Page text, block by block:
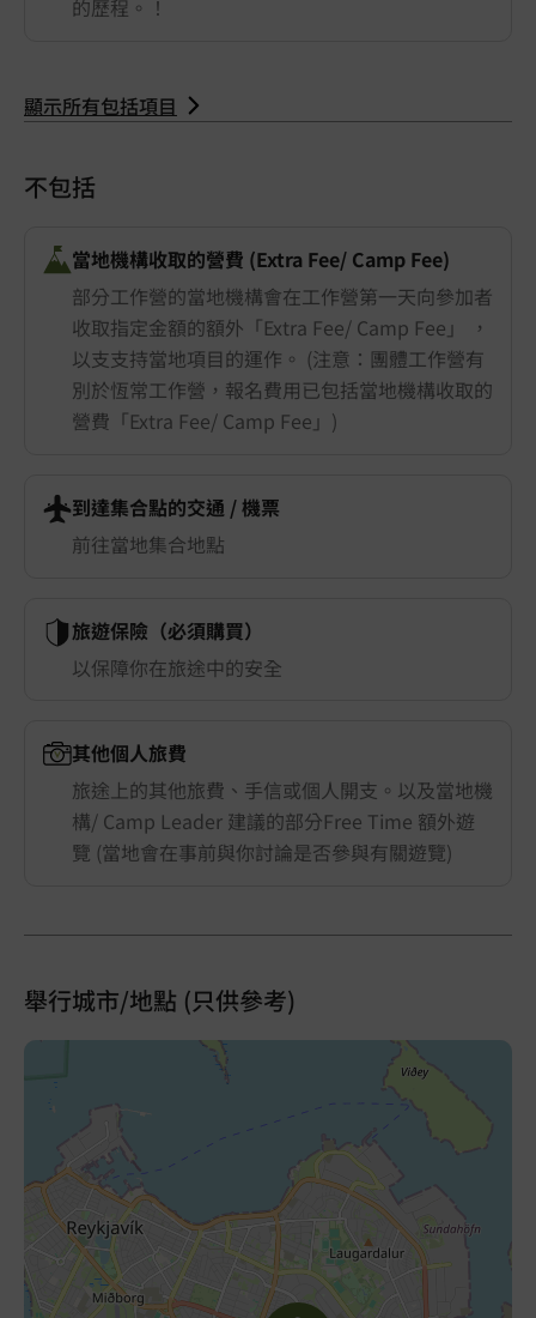
的歷程。！
顯示所有包括項目
不包括
當地機構收取的營費 (Extra Fee/ Camp Fee)
部分工作營的當地機構會在工作營第一天向參加者
收取指定金額的額外「Extra Fee/ Camp Fee」 ，
以支支持當地項目的運作。 (注意：團體工作營有
別於恆常工作營，報名費用已包括當地機構收取的
營費「Extra Fee/ Camp Fee」)
到達集合點的交通 ​/ 機票
前往當地集合地點
旅遊保險（必須購買）
以保障你在旅途中的安全
其他個人旅費
旅途上的其他旅費、手信或個人開支。以及當地機
構/ Camp Leader 建議的部分Free Time 額外遊
覽 (當地會在事前與你討論是否參與有關遊覽)
舉行城市/地點 (只供參考)